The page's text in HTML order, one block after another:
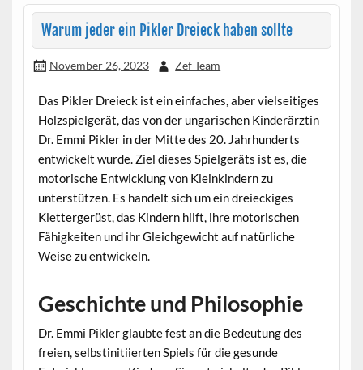
Warum jeder ein Pikler Dreieck haben sollte
November 26, 2023 Zef Team
Das Pikler Dreieck ist ein einfaches, aber vielseitiges
Holzspielgerät, das von der ungarischen Kinderärztin
Dr. Emmi Pikler in der Mitte des 20. Jahrhunderts
entwickelt wurde. Ziel dieses Spielgeräts ist es, die
motorische Entwicklung von Kleinkindern zu
unterstützen. Es handelt sich um ein dreieckiges
Klettergerüst, das Kindern hilft, ihre motorischen
Fähigkeiten und ihr Gleichgewicht auf natürliche
Weise zu entwickeln.
Geschichte und Philosophie
Dr. Emmi Pikler glaubte fest an die Bedeutung des
freien, selbstinitiierten Spiels für die gesunde